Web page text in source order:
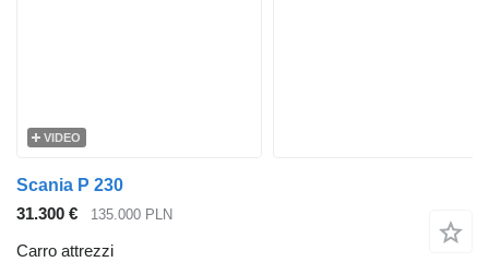
VIDEO
Scania P 230
31.300 €
135.000 PLN
Carro attrezzi